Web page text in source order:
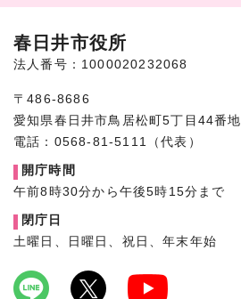
春日井市役所
法人番号：1000020232068
〒486-8686
愛知県春日井市鳥居松町5丁目44番地
電話：0568-81-5111（代表）
開庁時間
午前8時30分から午後5時15分まで
閉庁日
土曜日、日曜日、祝日、年末年始